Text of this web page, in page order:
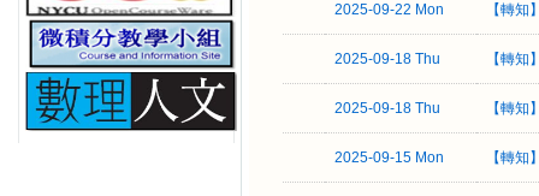
2025-09-22 Mon 【轉
2025-09-18 Thu 【轉
2025-09-18 Thu 【轉知
2025-09-15 Mon 【轉